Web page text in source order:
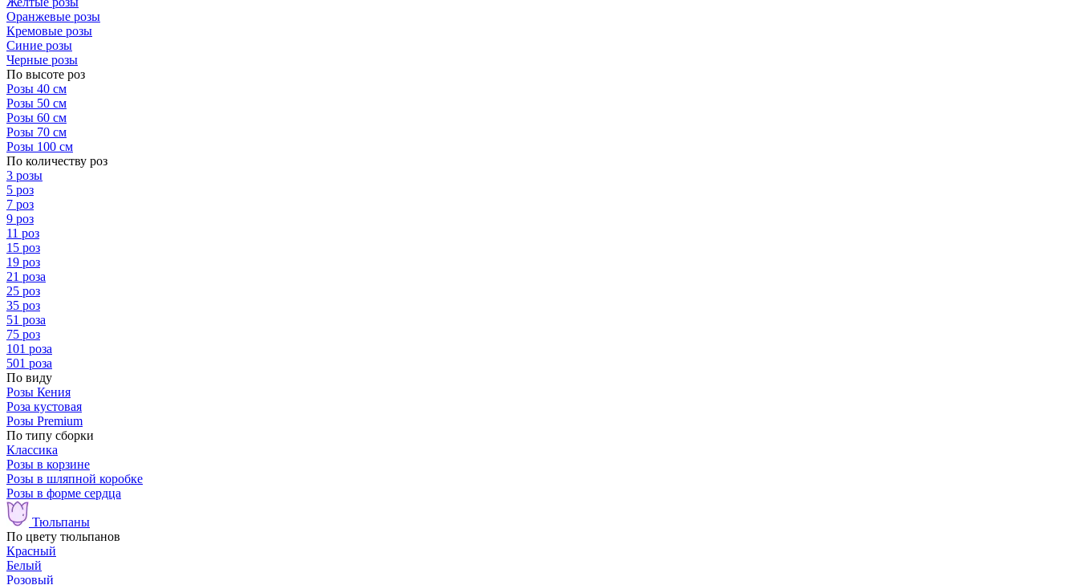
Оранжевые розы
Кремовые розы
Синие розы
Черные розы
По высоте роз
Розы 40 см
Розы 50 см
Розы 60 см
Розы 70 см
Розы 100 см
По количеству роз
3 розы
5 роз
7 роз
9 роз
11 роз
15 роз
19 роз
21 роза
25 роз
35 роз
51 роза
75 роз
101 роза
501 роза
По виду
Розы Кения
Роза кустовая
Розы Premium
По типу сборки
Классика
Розы в корзине
Розы в шляпной коробке
Розы в форме сердца
Тюльпаны
По цвету тюльпанов
Красный
Белый
Розовый